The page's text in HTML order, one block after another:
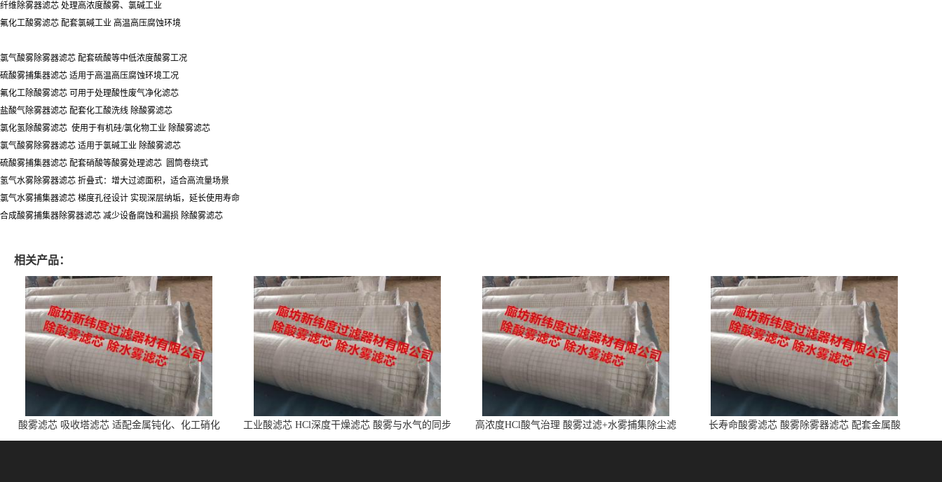
纤维除雾器滤芯 处理高浓度酸雾、氯碱工业
氟化工酸雾滤芯 配套氯碱工业 高温高压腐蚀环境
氯气酸雾除雾器滤芯 配套硫酸等中低浓度酸雾工况
硫酸雾捕集器滤芯 适用于高温高压腐蚀环境工况
氟化工除酸雾滤芯 可用于处理酸性废气净化滤芯
盐酸气除雾器滤芯 配套化工酸洗线 除酸雾滤芯
氯化氢除酸雾滤芯 使用于有机硅/氯化物工业 除酸雾滤芯
氯气酸雾除雾器滤芯 适用于氯碱工业 除酸雾滤芯
硫酸雾捕集器滤芯 配套硝酸等酸雾处理滤芯 圆筒卷绕式
氢气水雾除雾器滤芯 折叠式：增大过滤面积，适合高流量场景
氯气水雾捕集器滤芯 梯度孔径设计 实现深层纳垢，延长使用寿命
合成酸雾捕集器除雾器滤芯 减少设备腐蚀和漏损 除酸雾滤芯
相关产品：
酸雾滤芯 吸收塔滤芯 适配金属钝化、化工硝化
的酸雾
工业酸滤芯 HCl深度干燥滤芯 酸雾与水气的同步
净化
高浓度HCl酸气治理 酸雾过滤+水雾捕集除尘滤
芯
长寿命酸雾滤芯 酸雾除雾器滤芯 配套金属酸
洗、电池制造业